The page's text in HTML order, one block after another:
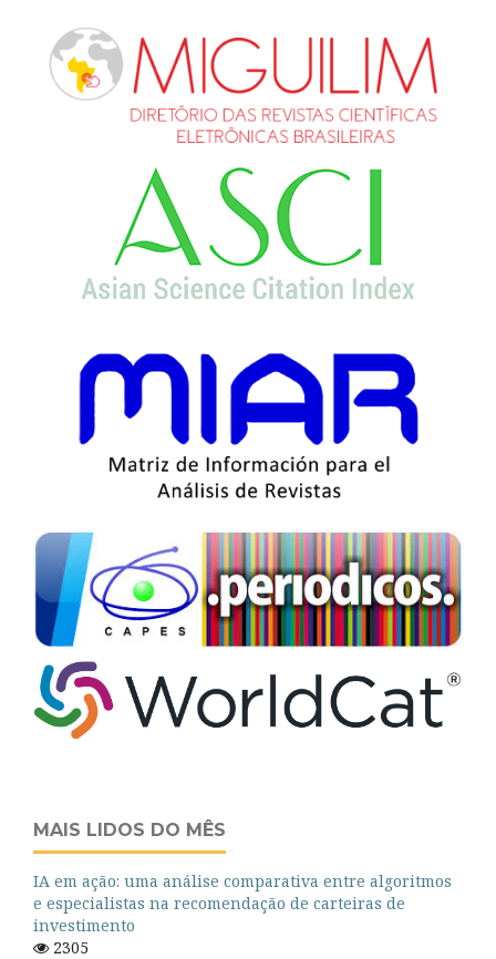
MAIS LIDOS DO MÊS
IA em ação: uma análise comparativa entre algoritmos
e especialistas na recomendação de carteiras de
investimento
2305